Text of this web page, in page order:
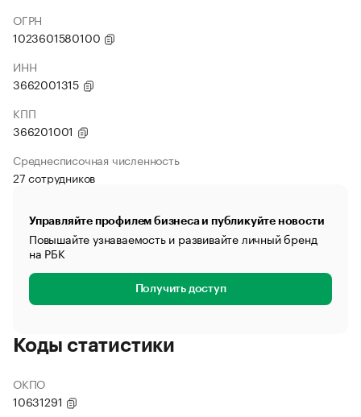
ОГРН
1023601580100
ИНН
3662001315
КПП
366201001
Среднесписочная численность
27 сотрудников
Управляйте профилем бизнеса и публикуйте новости
Повышайте узнаваемость и развивайте личный бренд
на РБК
Получить доступ
Коды статистики
ОКПО
10631291